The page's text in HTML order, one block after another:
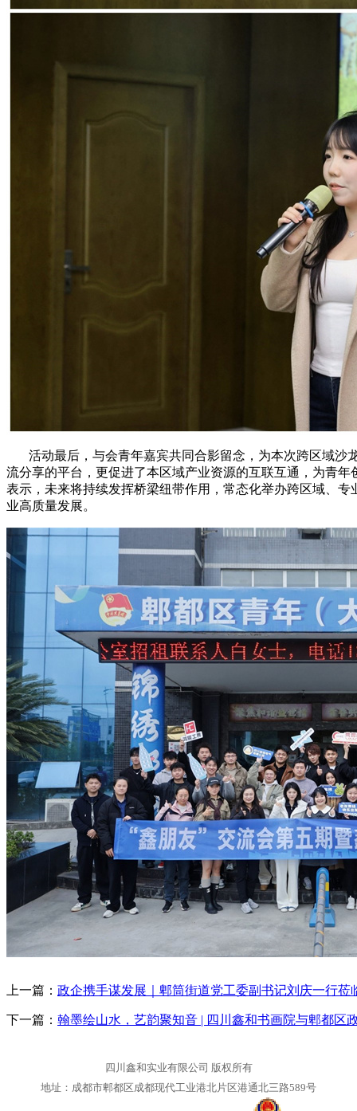
活动最后，与会青年嘉宾共同合影留念，为本次跨区域沙
流分享的平台，更促进了本区域产业资源的互联互通，为青
表示，未来将持续发挥桥梁纽带作用，常态化举办跨区域、
业高质量发展。
上一篇： 政企携手谋发展｜郫筒街道党工委副书记刘庆一行
下一篇： 翰墨绘山水，艺韵聚知音 | 四川鑫和书画院与郫都区
四川鑫和实业有限公司 版权所有
地址：成都市郫都区成都现代工业港北片区港通北三路589号